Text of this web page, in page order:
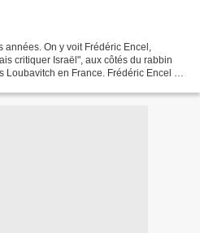
On y voit Frédéric Encel,
critiquer Israël", aux côtés du rabbin
en France. Frédéric Encel est